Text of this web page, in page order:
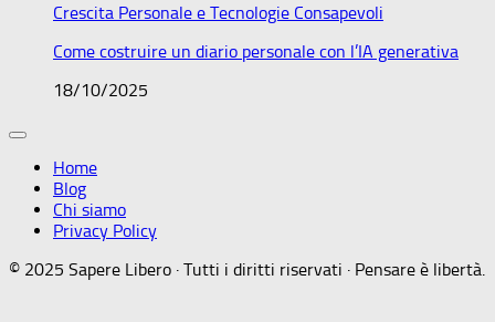
Crescita Personale e Tecnologie Consapevoli
Come costruire un diario personale con l’IA generativa
18/10/2025
Home
Blog
Chi siamo
Privacy Policy
© 2025 Sapere Libero · Tutti i diritti riservati · Pensare è libertà.